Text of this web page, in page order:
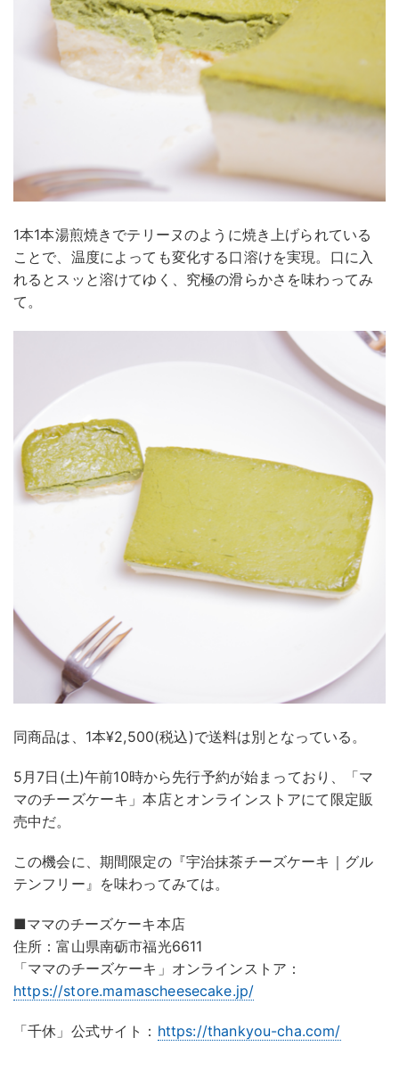
1本1本湯煎焼きでテリーヌのように焼き上げられている
ことで、温度によっても変化する口溶けを実現。口に入
れるとスッと溶けてゆく、究極の滑らかさを味わってみ
て。
同商品は、1本¥2,500(税込)で送料は別となっている。
5月7日(土)午前10時から先行予約が始まっており、「マ
マのチーズケーキ」本店とオンラインストアにて限定販
売中だ。
この機会に、期間限定の『宇治抹茶チーズケーキ｜グル
テンフリー』を味わってみては。
■ママのチーズケーキ本店
住所：富山県南砺市福光6611
「ママのチーズケーキ」オンラインストア：
https://store.mamascheesecake.jp/
「千休」公式サイト： https://thankyou-cha.com/